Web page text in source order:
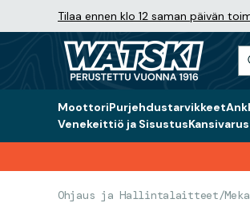
Tilaa ennen klo 12 saman päivän
MoottoriPurjehdustarvikkeet
Venekeittiö ja Sisustus
Ohjaus ja Hallintalaitteet/